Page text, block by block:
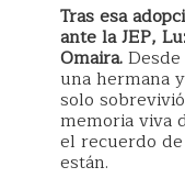
Tras esa
ante la JEP,
Omaira.
una hermana
solo
memoria viva
el recuerdo
están.